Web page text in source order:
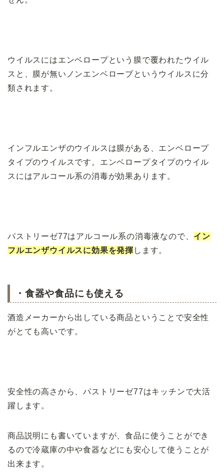
ウイルスにはエンベロープという膜で覆われたウイル
スと、膜が無いノンエンベローブというウイルスに分
類されます。
インフルエンザのウイルスは膜がある、エンベロープ
タイプのウイルスです。エンベロープタイプのウイル
スにはアルコール系の消毒が効果あります。
パストリーゼ77はアルコール系の消毒液なので、 イン
フルエンザウイルスに効果を発揮 します。
・食器や食品にも使える
酒造メーカーから出している商品ということで安全性
がとても高いです。
安全性の高さから、パストリーゼ77はキッチンで大活
躍します。
商品説明にも書いていますが、食品に使うことができ
るので冷蔵庫の中や食器などにも安心して使うことが
出来ます。